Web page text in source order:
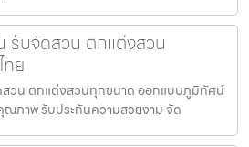
รับจัดสวน ตกแต่งสวน
ย
วน ตกแต่งสวนทุกขนาด ออกแบบภูมิทัศน์
ณภาพ รับประกันความสวยงาม จัด